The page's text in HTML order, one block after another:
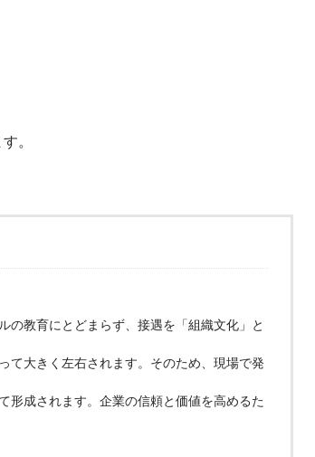
。
の教育にとどまらず、接遇を「組織文化」と
て大きく左右されます。そのため、現場で発
形成されます。企業の信頼と価値を高めるた